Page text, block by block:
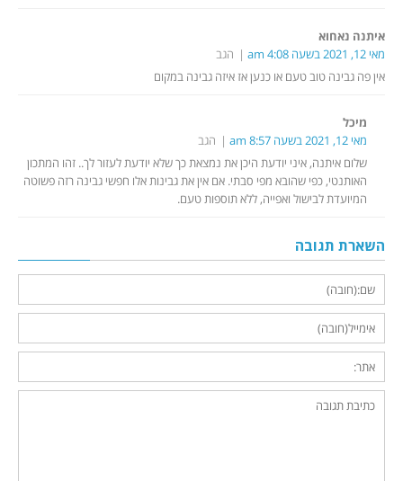
איתנה נאחוא
מאי 12, 2021 בשעה 4:08 am
הגב
אין פה גבינה טוב טעם או כנען אז איזה גבינה במקום
מיכל
מאי 12, 2021 בשעה 8:57 am
הגב
שלום איתנה, איני יודעת היכן את נמצאת כך שלא יודעת לעזור לך.. זהו המתכון
האותנטי, כפי שהובא מפי סבתי. אם אין את גבינות אלו חפשי גבינה רזה פשוטה
המיועדת לבישול ואפייה, ללא תוספות טעם.
השארת תגובה